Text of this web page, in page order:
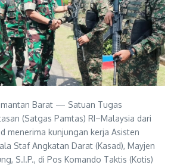
Barat — Satuan Tugas
(Satgas Pamtas) RI–Malaysia dari
menerima kunjungan kerja Asisten
Staf Angkatan Darat (Kasad), Mayjen
S.I.P., di Pos Komando Taktis (Kotis)